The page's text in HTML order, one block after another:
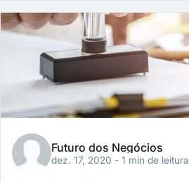
Futuro dos Negócios
dez. 17, 2020 - 1 min de leitura